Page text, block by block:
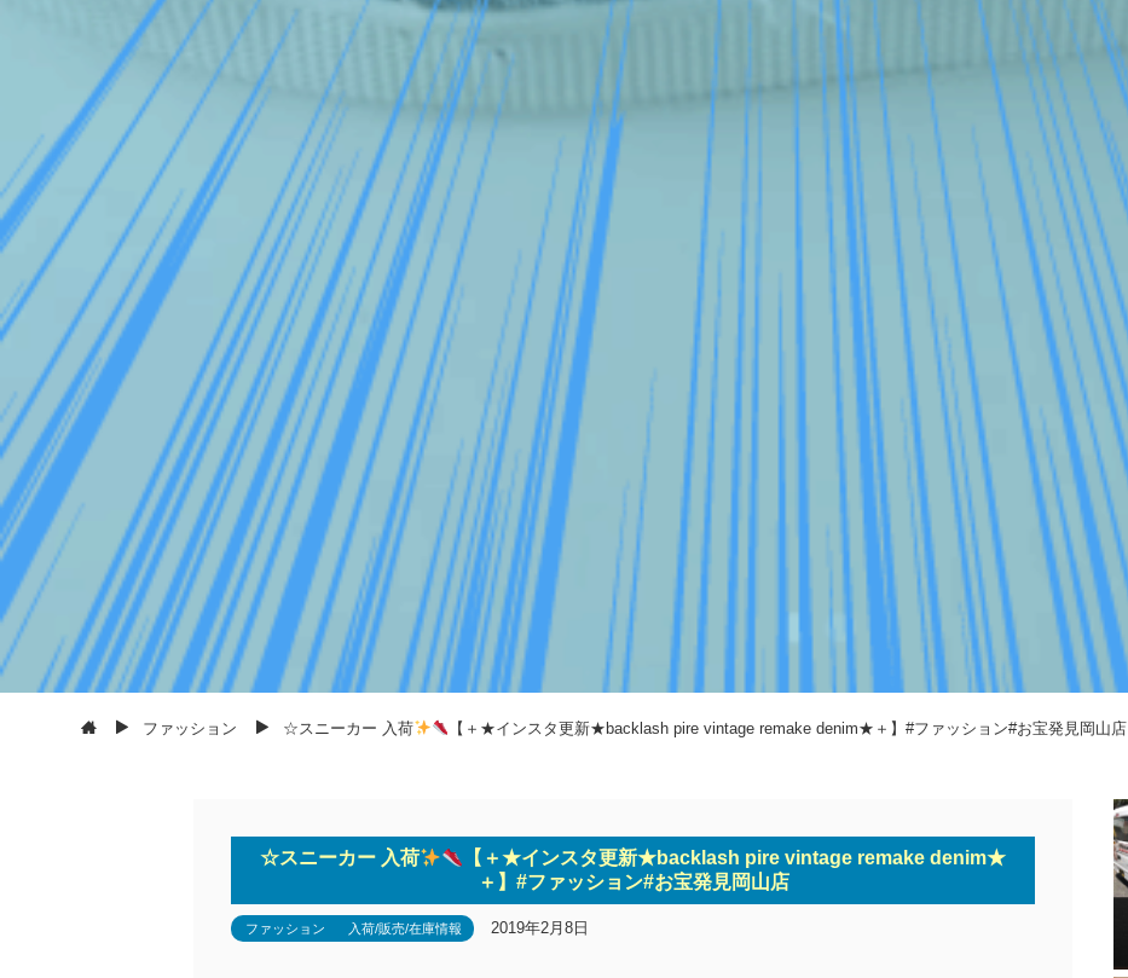
ファッション ☆スニーカー 入荷 【＋★インスタ更新★backlash pire vintage remake denim★＋】#ファッション#お宝発見岡山店
☆スニーカー 入荷
【＋★インスタ更新★backlash pire vintage remake denim★
＋】#ファッション#お宝発見岡山店
ファッション 入荷/販売/在庫情報 2019年2月8日